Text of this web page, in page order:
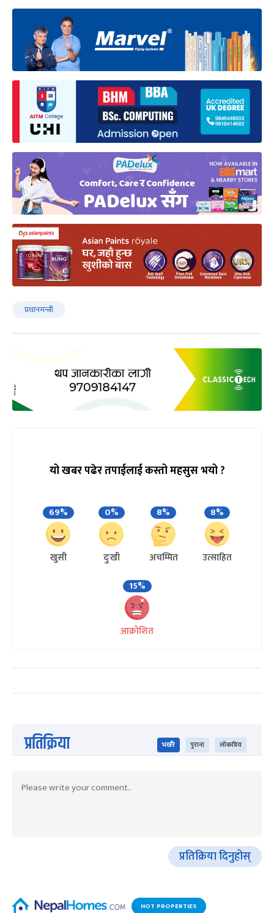
प्रधानमन्त्री
यो खबर पढेर तपाईलाई कस्तो महसुस भयो ?
69%
खुसी
0%
दुःखी
8%
अचम्मित
8%
उत्साहित
15%
आक्रोशित
प्रतिक्रिया भर्खरै पुराना लोकप्रिय
प्रतिक्रिया दिनुहोस्
HOT PROPERTIES